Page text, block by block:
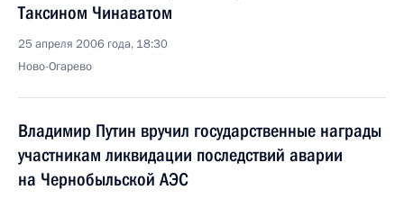
Таксином Чинаватом
25 апреля 2006 года, 18:30
Ново-Огарево
Владимир Путин вручил государственные награды
участникам ликвидации последствий аварии
на Чернобыльской АЭС